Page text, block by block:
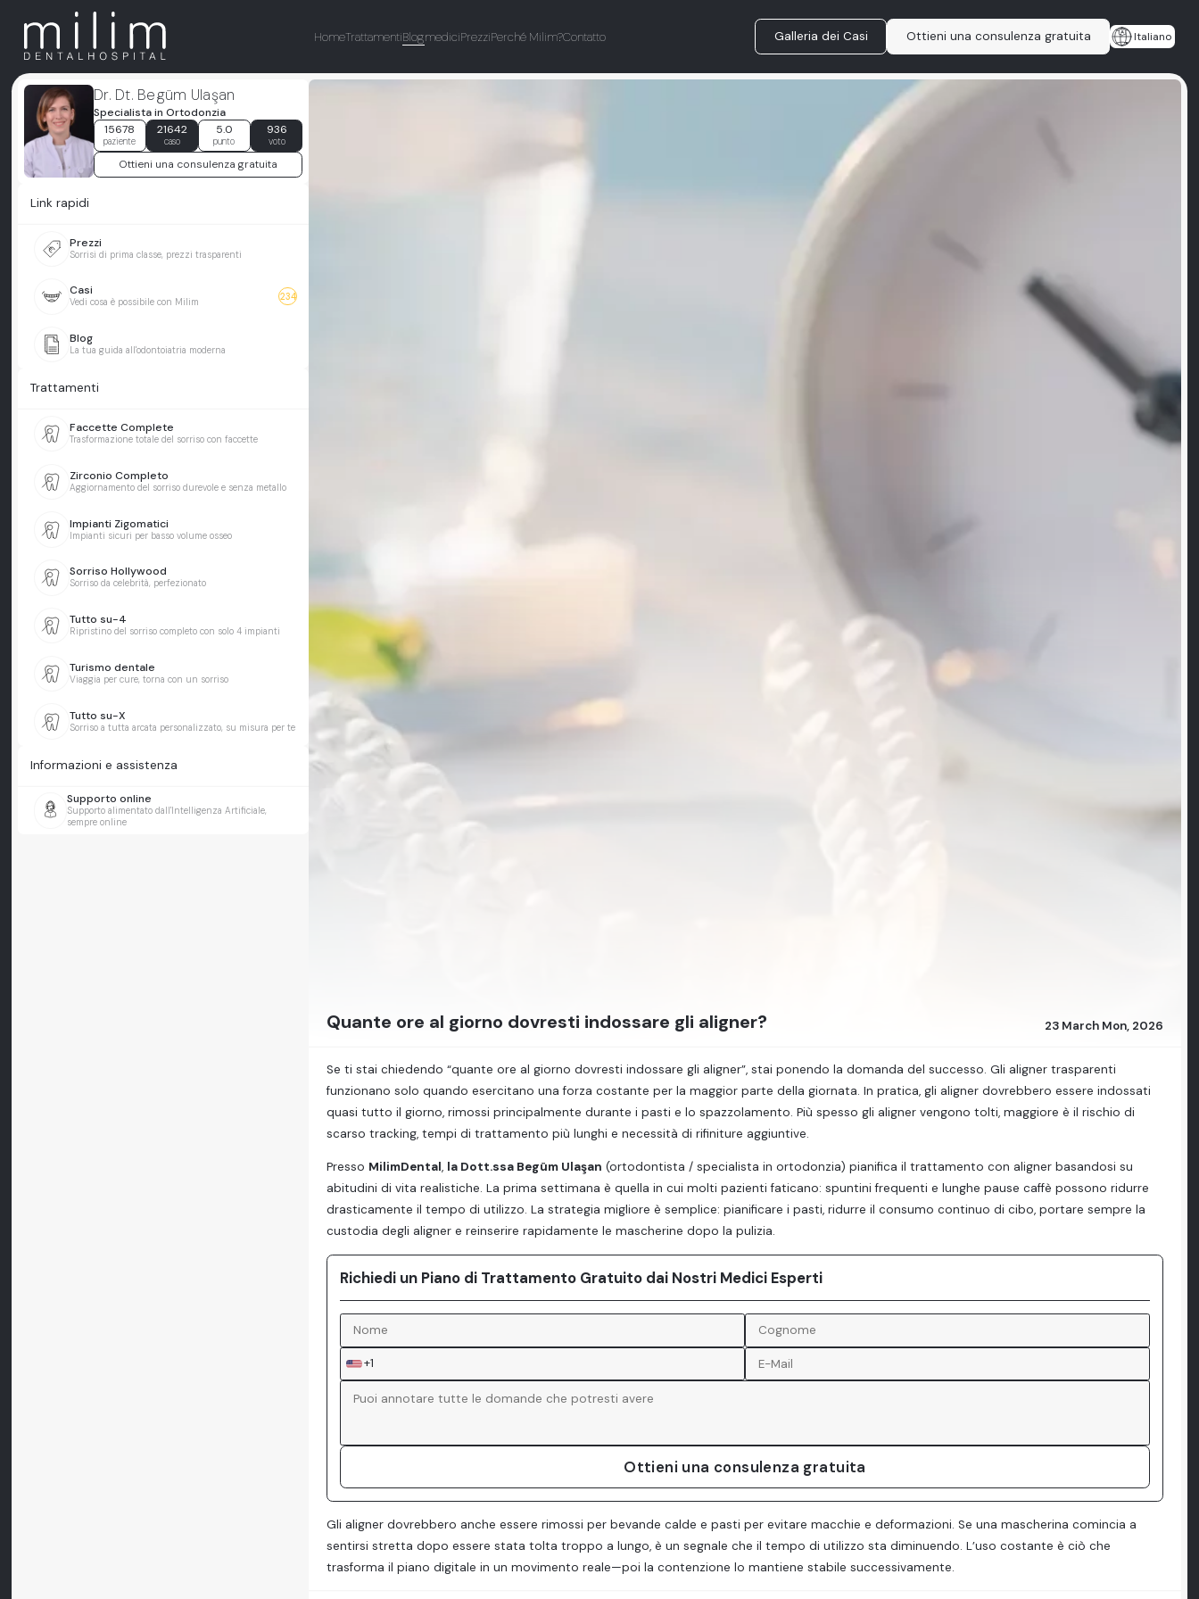
HomeTrattamentiBlogmediciPrezziPerché Milim?Contatto Galleria dei Casi Ottieni una consulenza gratuita Italiano
Dr. Dt. Begüm Ulaşan
Specialista in Ortodonzia
15678
paziente
21642
caso
5.0
punto
936
voto
Ottieni una consulenza gratuita
Link rapidi
Prezzi
Sorrisi di prima classe, prezzi trasparenti
Casi
Vedi cosa è possibile con Milim 234
Blog
La tua guida all'odontoiatria moderna
Trattamenti
Faccette Complete
Trasformazione totale del sorriso con faccette
Zirconio Completo
Aggiornamento del sorriso durevole e senza metallo
Impianti Zigomatici
Impianti sicuri per basso volume osseo
Sorriso Hollywood
Sorriso da celebrità, perfezionato
Tutto su-4
Ripristino del sorriso completo con solo 4 impianti
Turismo dentale
Viaggia per cure, torna con un sorriso
Tutto su-X
Sorriso a tutta arcata personalizzato, su misura per te
Informazioni e assistenza
Supporto online
Supporto alimentato dall'Intelligenza Artificiale,
sempre online
Quante ore al giorno dovresti indossare gli aligner? 23 March Mon, 2026
Se ti stai chiedendo “quante ore al giorno dovresti indossare gli aligner”, stai ponendo la domanda del successo. Gli aligner trasparenti
funzionano solo quando esercitano una forza costante per la maggior parte della giornata. In pratica, gli aligner dovrebbero essere indossati
quasi tutto il giorno, rimossi principalmente durante i pasti e lo spazzolamento. Più spesso gli aligner vengono tolti, maggiore è il rischio di
scarso tracking, tempi di trattamento più lunghi e necessità di rifiniture aggiuntive.
Presso MilimDental, la Dott.ssa Begüm Ulaşan (ortodontista / specialista in ortodonzia) pianifica il trattamento con aligner basandosi su
abitudini di vita realistiche. La prima settimana è quella in cui molti pazienti faticano: spuntini frequenti e lunghe pause caffè possono ridurre
drasticamente il tempo di utilizzo. La strategia migliore è semplice: pianificare i pasti, ridurre il consumo continuo di cibo, portare sempre la
custodia degli aligner e reinserire rapidamente le mascherine dopo la pulizia.
Richiedi un Piano di Trattamento Gratuito dai Nostri Medici Esperti
+1
Ottieni una consulenza gratuita
Gli aligner dovrebbero anche essere rimossi per bevande calde e pasti per evitare macchie e deformazioni. Se una mascherina comincia a
sentirsi stretta dopo essere stata tolta troppo a lungo, è un segnale che il tempo di utilizzo sta diminuendo. L’uso costante è ciò che
trasforma il piano digitale in un movimento reale—poi la contenzione lo mantiene stabile successivamente.